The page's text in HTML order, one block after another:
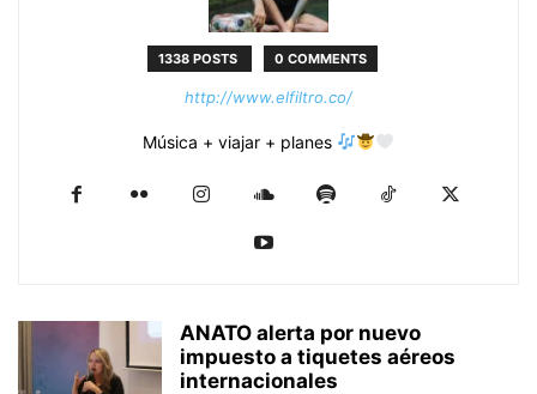
1338 POSTS 0 COMMENTS
http://www.elfiltro.co/
Música + viajar + planes
ANATO alerta por nuevo
impuesto a tiquetes aéreos
internacionales